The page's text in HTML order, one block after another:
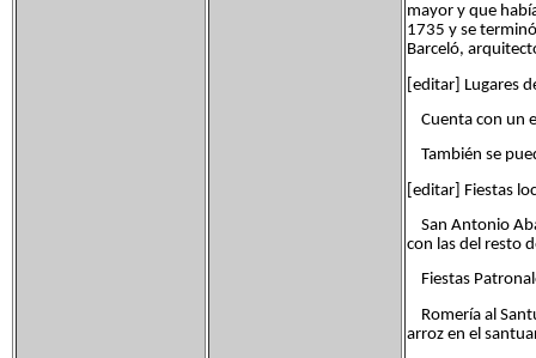
mayor y que
1735 y se
Barceló,
[editar] Lugares
Cuenta con un
También se
[editar] Fiestas
San Antonio
con las del resto
Fiestas
Romería al
arroz en el